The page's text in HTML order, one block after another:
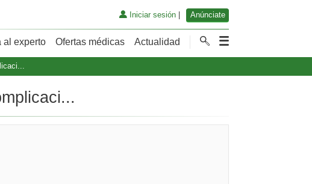
Iniciar sesión| Anúnciate
al experto Ofertas médicas Actualidad